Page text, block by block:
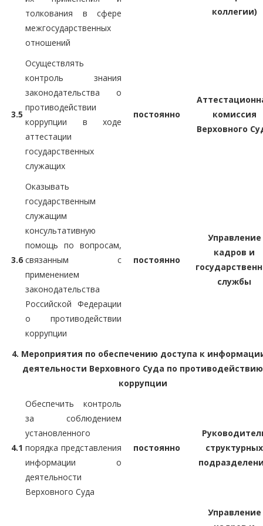
толкования в сфере
межгосударственных
отношений
коллегии)
3.5
Осуществлять
контроль знания
законодательства о
противодействии
коррупции в ходе
аттестации
государственных
служащих
постоянно
комиссия
Верховного
3.6
Оказывать
государственным
служащим
консультативную
помощь по вопросам,
связанным с
применением
законодательства
Российской Федерации
о противодействии
коррупции
постоянно
Управление
кадров и
службы
4. Мероприятия по обеспечению доступа к
деятельности Верховного Суда по противодействию
коррупции
4.1
Обеспечить контроль
за соблюдением
установленного
порядка представления
информации о
деятельности
Верховного Суда
постоянно
структурных
Управление